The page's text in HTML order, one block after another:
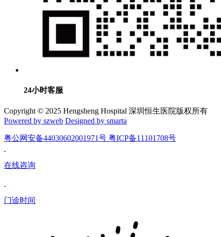
24小时客服
Copyright © 2025 Hengsheng Hospital 深圳恒生医院版权所有
Powered by szweb Designed by smarta
粤公网安备44030602001971号 粤ICP备11101708号
在线咨询
门诊时间